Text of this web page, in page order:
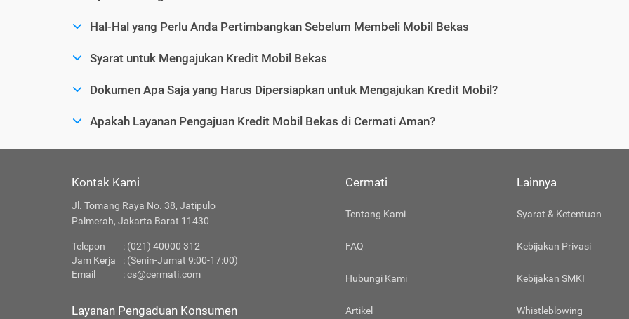
Hal-Hal yang Perlu Anda Pertimbangkan Sebelum Membeli Mobil Bekas
Syarat untuk Mengajukan Kredit Mobil Bekas
Dokumen Apa Saja yang Harus Dipersiapkan untuk Mengajukan Kredit Mobil?
Apakah Layanan Pengajuan Kredit Mobil Bekas di Cermati Aman?
Kontak Kami
Jl. Tomang Raya No. 38, Jatipulo
Palmerah, Jakarta Barat 11430
Telepon
: (021) 40000 312
Jam Kerja
: (Senin-Jumat 9:00-17:00)
Email
:cs@cermati.com
Layanan Pengaduan Konsumen
Cermati
Tentang Kami
FAQ
Hubungi Kami
Artikel
Lainnya
Syarat & Ketentuan
Kebijakan Privasi
Kebijakan SMKI
Whistleblowing